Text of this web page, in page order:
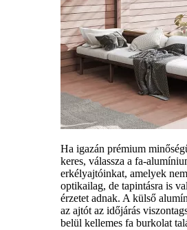
Ha igazán prémium
keres, válassza a fa-
erkélyajtóinkat, amelyek
optikailag, de tapintásra is
érzetet adnak. A külső
az ajtót az időjárás
belül kellemes fa burkolat